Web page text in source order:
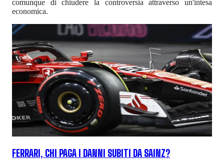
comunque di chiudere la controversia attraverso un'intesa
economica.
FERRARI, CHI PAGA I DANNI SUBITI DA SAINZ?